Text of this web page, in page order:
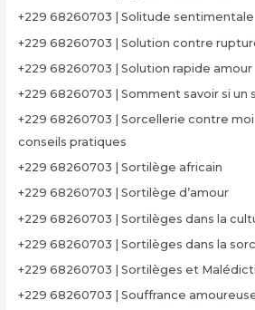
+229 68260703 | Solitude sentimentale
+229 68260703 | Solution contre
+229 68260703 | Solution rapide amour
+229 68260703 | Somment savoir si un
+229 68260703 | Sorcellerie contre
conseils pratiques
+229 68260703 | Sortilège africain
+229 68260703 | Sortilège d’amour
+229 68260703 | Sortilèges dans la
+229 68260703 | Sortilèges dans la
+229 68260703 | Sortilèges et
+229 68260703 | Souffrance